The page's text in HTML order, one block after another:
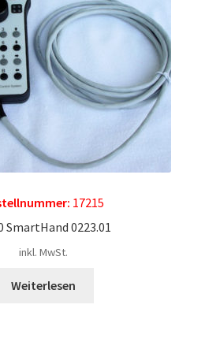
17215
SmartHand 0223.01
inkl. MwSt.
Weiterlesen